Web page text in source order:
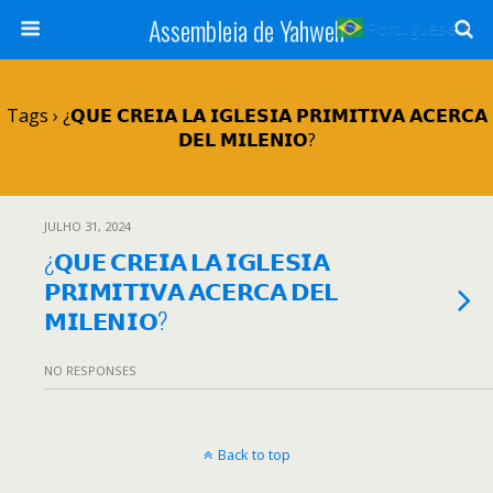
Assembleia de Yahweh
Tags › ¿𝗤𝗨𝗘 𝗖𝗥𝗘𝗜𝗔 𝗟𝗔 𝗜𝗚𝗟𝗘𝗦𝗜𝗔 𝗣𝗥𝗜𝗠𝗜𝗧𝗜𝗩𝗔 𝗔𝗖𝗘𝗥𝗖𝗔
𝗗𝗘𝗟 𝗠𝗜𝗟𝗘𝗡𝗜𝗢?
JULHO 31, 2024
¿𝗤𝗨𝗘 𝗖𝗥𝗘𝗜𝗔 𝗟𝗔 𝗜𝗚𝗟𝗘𝗦𝗜𝗔
𝗣𝗥𝗜𝗠𝗜𝗧𝗜𝗩𝗔 𝗔𝗖𝗘𝗥𝗖𝗔 𝗗𝗘𝗟
𝗠𝗜𝗟𝗘𝗡𝗜𝗢?
NO RESPONSES
Back to top
Portuguese ▼